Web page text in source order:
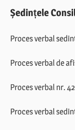
Ședințele
Proces verbal
Proces verbal de
Proces verbal nr.
Proces verbal